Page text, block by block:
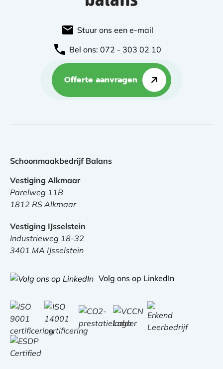
Stuur ons een e-mail
Bel ons: 072 - 303 02 10
Offerte aanvragen
Schoonmaakbedrijf Balans
Vestiging Alkmaar
Parelweg 11B
1812 RS Alkmaar
Vestiging IJsselstein
Industrieweg 18-32
3401 MA IJsselstein
Volg ons op LinkedIn